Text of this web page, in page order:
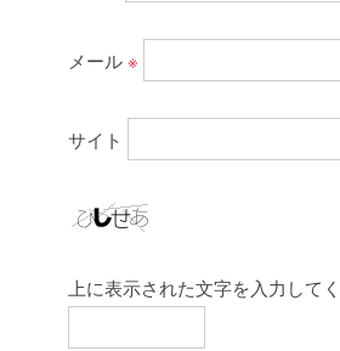
メール※
サイト
上に表示された文字を入力してく